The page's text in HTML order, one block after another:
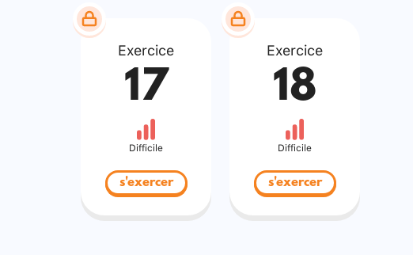
Exercice
17
Difficile
s'exercer
Exercice
18
Difficile
s'exercer